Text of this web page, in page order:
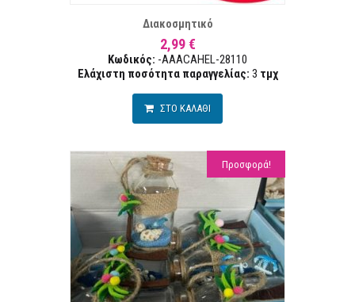
Διακοσμητικό
2,99 €
Κωδικός: -AAACAHEL-28110
Ελάχιστη ποσότητα παραγγελίας: 3 τμχ
ΣΤΟ ΚΑΛΑΘΙ
Προσφορά!